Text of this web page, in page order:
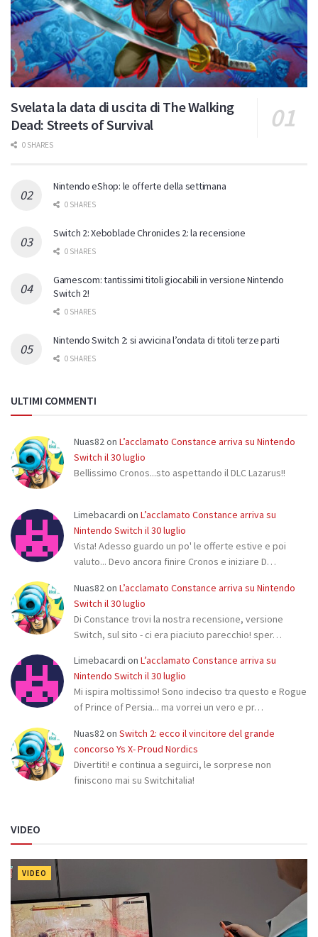
Svelata la data di uscita di The Walking
Dead: Streets of Survival
0 SHARES
Nintendo eShop: le offerte della settimana
0 SHARES
Switch 2: Xeboblade Chronicles 2: la recensione
0 SHARES
Gamescom: tantissimi titoli giocabili in versione Nintendo
Switch 2!
0 SHARES
Nintendo Switch 2: si avvicina l’ondata di titoli terze parti
0 SHARES
ULTIMI COMMENTI
Nuas82on L’acclamato Constance arriva su Nintendo
Switch il 30 luglio
Bellissimo Cronos...sto aspettando il DLC Lazarus!!
Limebacardi on L’acclamato Constance arriva su
Nintendo Switch il 30 luglio
Vista! Adesso guardo un po' le offerte estive e poi
valuto... Devo ancora finire Cronos e iniziare D…
Nuas82on L’acclamato Constance arriva su Nintendo
Switch il 30 luglio
Di Constance trovi la nostra recensione, versione
Switch, sul sito - ci era piaciuto parecchio! sper…
Limebacardi on L’acclamato Constance arriva su
Nintendo Switch il 30 luglio
Mi ispira moltissimo! Sono indeciso tra questo e Rogue
of Prince of Persia... ma vorrei un vero e pr…
Nuas82on Switch 2: ecco il vincitore del grande
concorso Ys X- Proud Nordics
Divertiti! e continua a seguirci, le sorprese non
finiscono mai su Switchitalia!
VIDEO
VIDEO